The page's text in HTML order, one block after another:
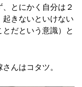
とにかく自分は２
起きないといけない
だという意識）と
んはコタツ。